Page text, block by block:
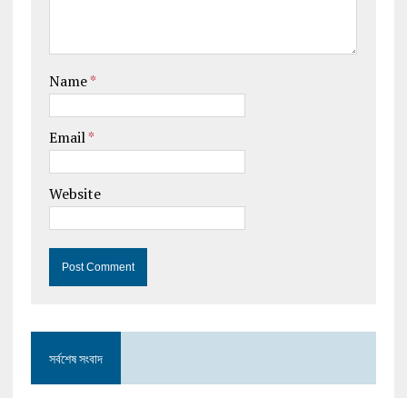
Name*
Email*
Website
সর্বশেষ সংবাদ